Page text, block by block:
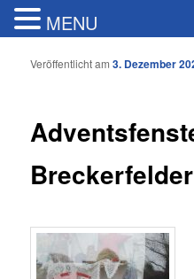
Veröffentlicht am3. Dezember
MENU